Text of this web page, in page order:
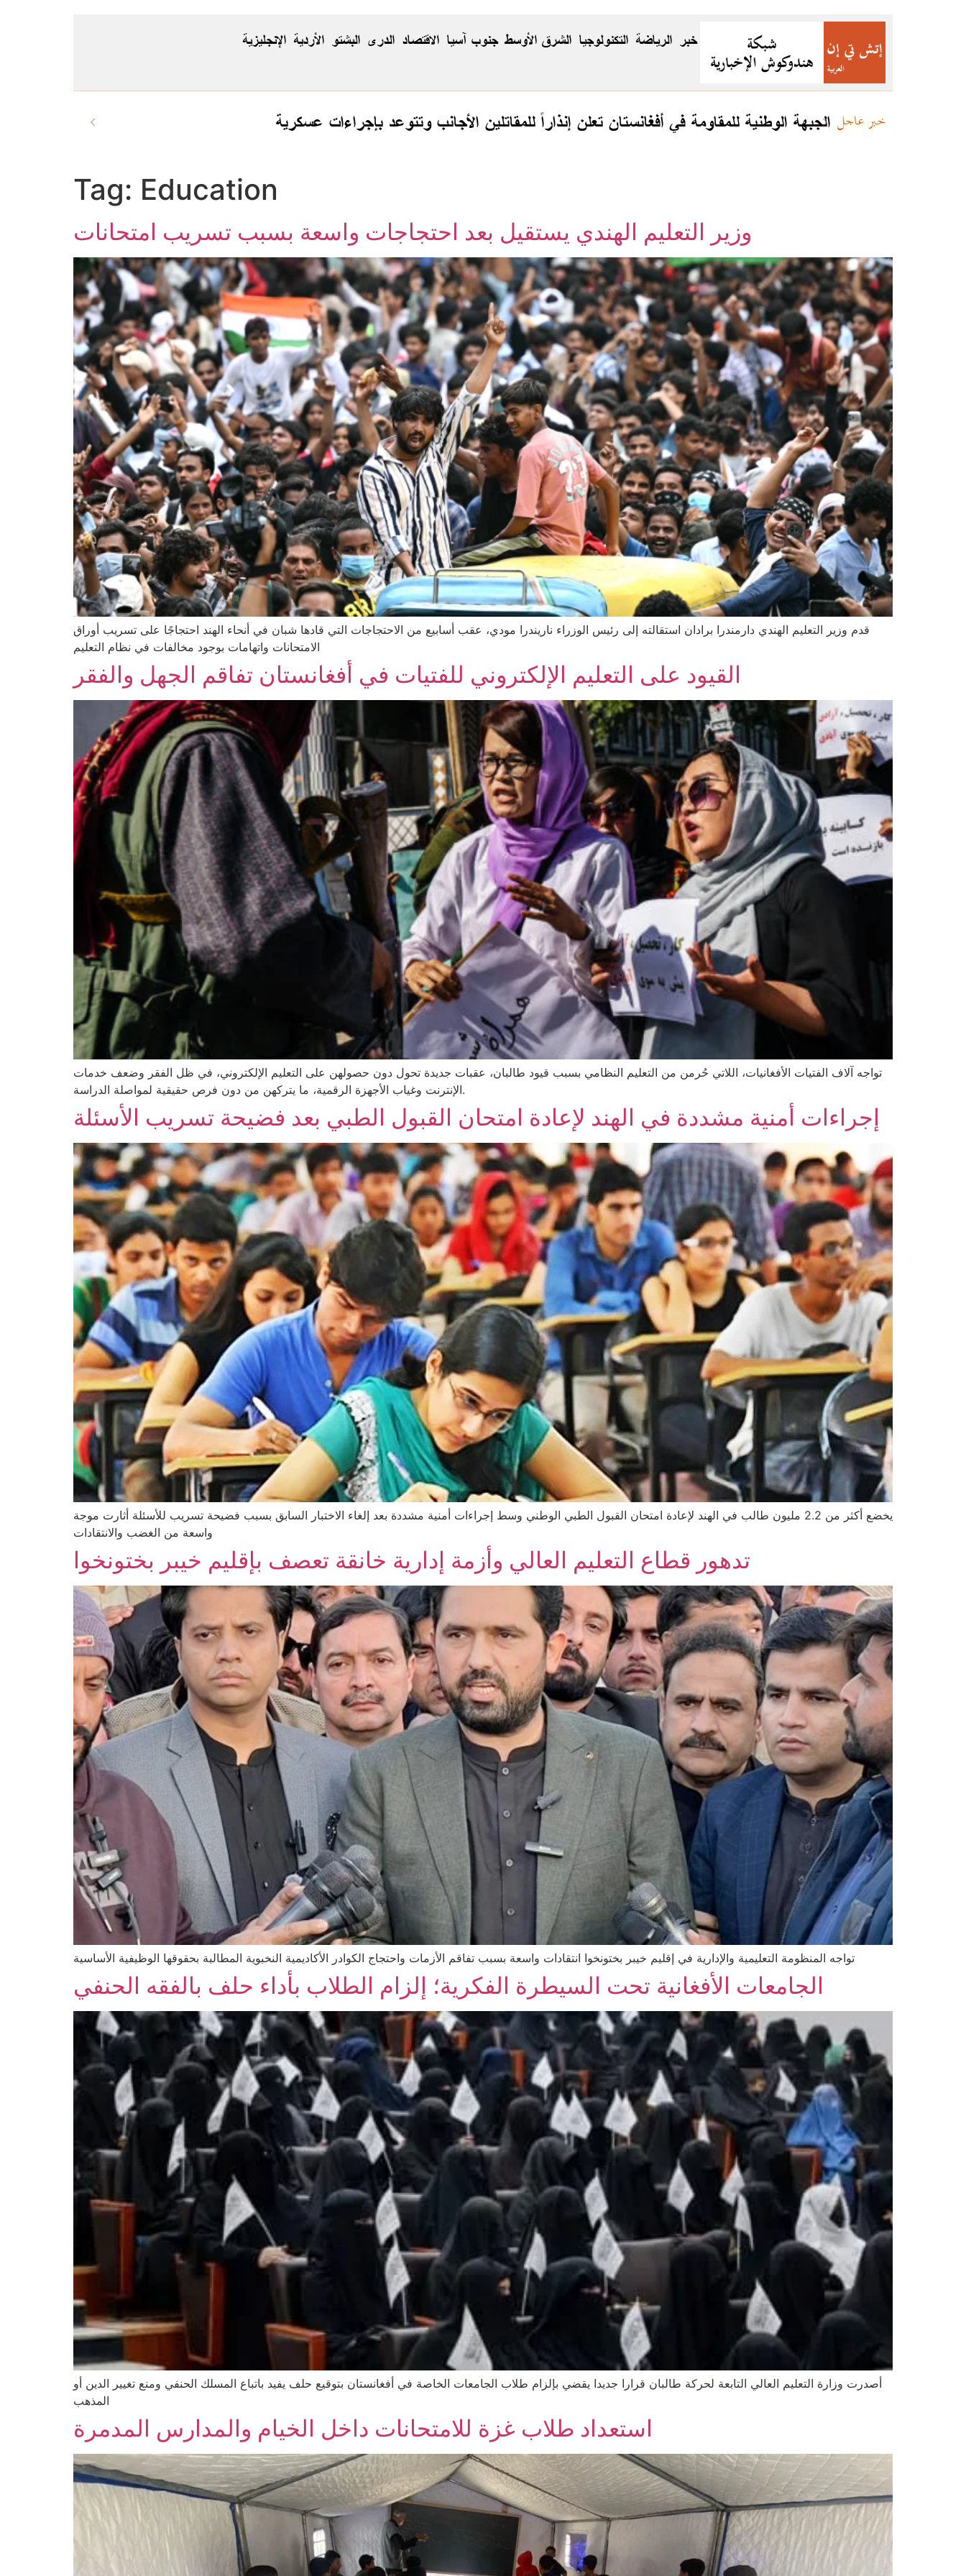
الاقتصاد جنوب آسيا الشرق الأوسط التكنولوجيا الرياضة خبر الإنجليزية الأردية البشتو الدری
الجبهة الوطنية للمقاومة في أفغانستان تعلن إنذاراً للمقاتلين الأجانب وتتوعد بإجراءات عسكرية خبر عاجل
Tag: Education
وزير التعليم الهندي يستقيل بعد احتجاجات واسعة بسبب تسريب امتحانات
قدم وزير التعليم الهندي دارمندرا برادان استقالته إلى رئيس الوزراء ناريندرا مودي، عقب أسابيع من الاحتجاجات التي قادها شبان في أنحاء الهند احتجاجًا على تسريب أوراق
الامتحانات واتهامات بوجود مخالفات في نظام التعليم
القيود على التعليم الإلكتروني للفتيات في أفغانستان تفاقم الجهل والفقر
تواجه آلاف الفتيات الأفغانيات، اللاتي حُرمن من التعليم النظامي بسبب قيود طالبان، عقبات جديدة تحول دون حصولهن على التعليم الإلكتروني، في ظل الفقر وضعف خدمات
الإنترنت وغياب الأجهزة الرقمية، ما يتركهن من دون فرص حقيقية لمواصلة الدراسة.
إجراءات أمنية مشددة في الهند لإعادة امتحان القبول الطبي بعد فضيحة تسريب الأسئلة
يخضع أكثر من 2.2 مليون طالب في الهند لإعادة امتحان القبول الطبي الوطني وسط إجراءات أمنية مشددة بعد إلغاء الاختبار السابق بسبب فضيحة تسريب للأسئلة أثارت موجة
واسعة من الغضب والانتقادات
تدهور قطاع التعليم العالي وأزمة إدارية خانقة تعصف بإقليم خيبر بختونخوا
تواجه المنظومة التعليمية والإدارية في إقليم خيبر بختونخوا انتقادات واسعة بسبب تفاقم الأزمات واحتجاج الكوادر الأكاديمية النخبوية المطالبة بحقوقها الوظيفية الأساسية
الجامعات الأفغانية تحت السيطرة الفكرية؛ إلزام الطلاب بأداء حلف بالفقه الحنفي
أصدرت وزارة التعليم العالي التابعة لحركة طالبان قرارا جديدا يقضي بإلزام طلاب الجامعات الخاصة في أفغانستان بتوقيع حلف يفيد باتباع المسلك الحنفي ومنع تغيير الدين أو
المذهب
استعداد طلاب غزة للامتحانات داخل الخيام والمدارس المدمرة